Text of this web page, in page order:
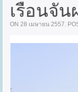
เรือนจัน
ON 28 เมษายน 2557.